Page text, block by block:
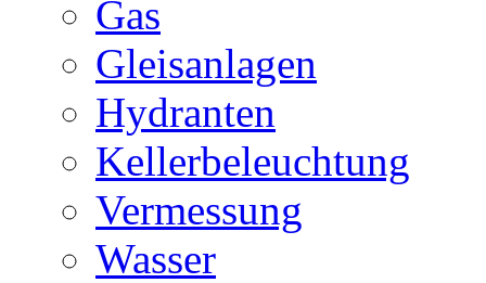
Gas
Gleisanlagen
Hydranten
Kellerbeleuchtung
Vermessung
Wasser